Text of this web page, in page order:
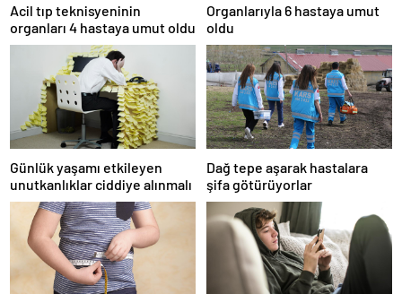
Acil tıp teknisyeninin
organları 4 hastaya umut oldu
Organlarıyla 6 hastaya umut
oldu
Günlük yaşamı etkileyen
unutkanlıklar ciddiye alınmalı
Dağ tepe aşarak hastalara
şifa götürüyorlar